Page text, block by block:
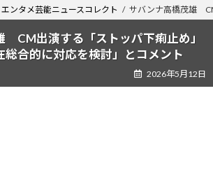
ンタメ芸能ニュースコレクト サバンナ高橋茂雄
CM出演する「ストッパ下痢止め」
総合的に対応を検討」とコメント
2026年5月12日